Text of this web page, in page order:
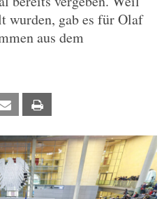
wurden, gab es für Olaf
aus dem
Email